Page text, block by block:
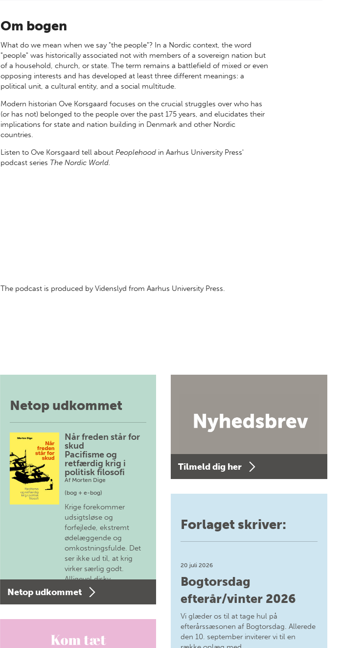
Om bogen
What do we mean when we say "the people"? In a Nordic context, the word
"people" was historically associated not with members of a sovereign nation but
of a household, church, or state. The term remains a battlefield of mixed or even
opposing interests and has developed at least three different meanings: a
political unit, a cultural entity, and a social multitude.
Modern historian Ove Korsgaard focuses on the crucial struggles over who has
(or has not) belonged to the people over the past 175 years, and elucidates their
implications for state and nation building in Denmark and other Nordic
countries.
Listen to Ove Korsgaard tell aboutPeoplehood in Aarhus University Press'
podcast series The Nordic World.
The podcast is produced by Videnslyd from Aarhus University Press.
Netop udkommet
Når freden står for
skud
Pacifisme og
retfærdig krig i
politisk filosofi
Af Morten Dige
(bog + e-bog)
Krige forekommer
udsigtsløse og
forfejlede, ekstremt
ødelæggende og
omkostningsfulde. Det
ser ikke ud til, at krig
virker særlig godt.
Alligevel diskv…
Netop udkommet
Tilmeld dig her
Forlaget skriver:
20 juli 2026
Bogtorsdag
efterår/vinter 2026
Vi glæder os til at tage hul på
efterårssæsonen af Bogtorsdag. Allerede
den 10. september inviterer vi til en